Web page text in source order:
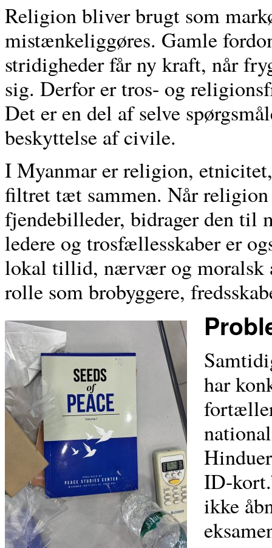
Religion bliver brugt som
mistænkeliggøres. Gamle
stridigheder får ny kraft, når
sig. Derfor er tros- og
Det er en del af selve
beskyttelse af civile.
I Myanmar er religion,
filtret tæt sammen. Når
fjendebilleder, bidrager den til
ledere og trosfællesskaber er
lokal tillid, nærvær og moralsk
rolle som brobyggere,
har
ID-
ikke